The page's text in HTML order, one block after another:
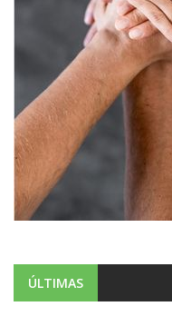
ÚLTIMAS